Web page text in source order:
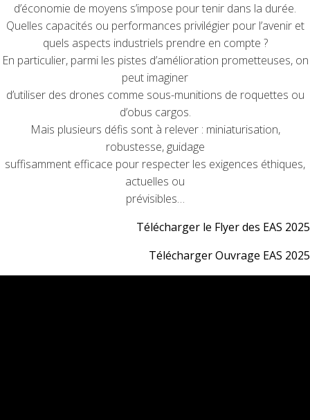
d’économie de moyens s’impose pour tenir dans la durée.
Quelles capacités ou performances privilégier pour l’avenir et
quels aspects industriels prendre en compte ?
En particulier, parmi les pistes d’amélioration prometteuses, on
peut imaginer
d’utiliser des drones comme sous-munitions de roquettes ou
d’obus cargos.
Mais plusieurs défis sont à relever : miniaturisation,
robustesse, guidage
suffisamment efficace pour respecter les exigences éthiques,
actuelles ou
prévisibles…
Télécharger le Flyer des EAS 2025
Télécharger Ouvrage EAS 2025